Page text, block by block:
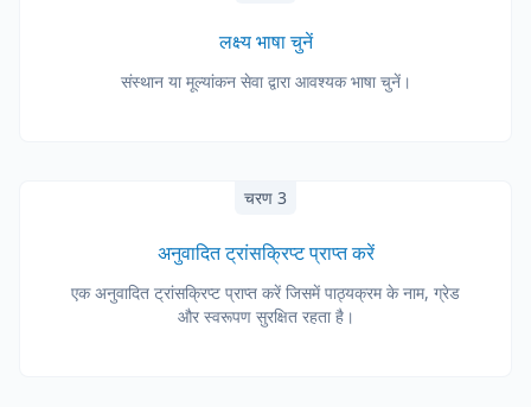
लक्ष्य भाषा चुनें
संस्थान या मूल्यांकन सेवा द्वारा आवश्यक भाषा चुनें।
चरण 3
अनुवादित ट्रांसक्रिप्ट प्राप्त करें
एक अनुवादित ट्रांसक्रिप्ट प्राप्त करें जिसमें पाठ्यक्रम के नाम, ग्रेड
और स्वरूपण सुरक्षित रहता है।